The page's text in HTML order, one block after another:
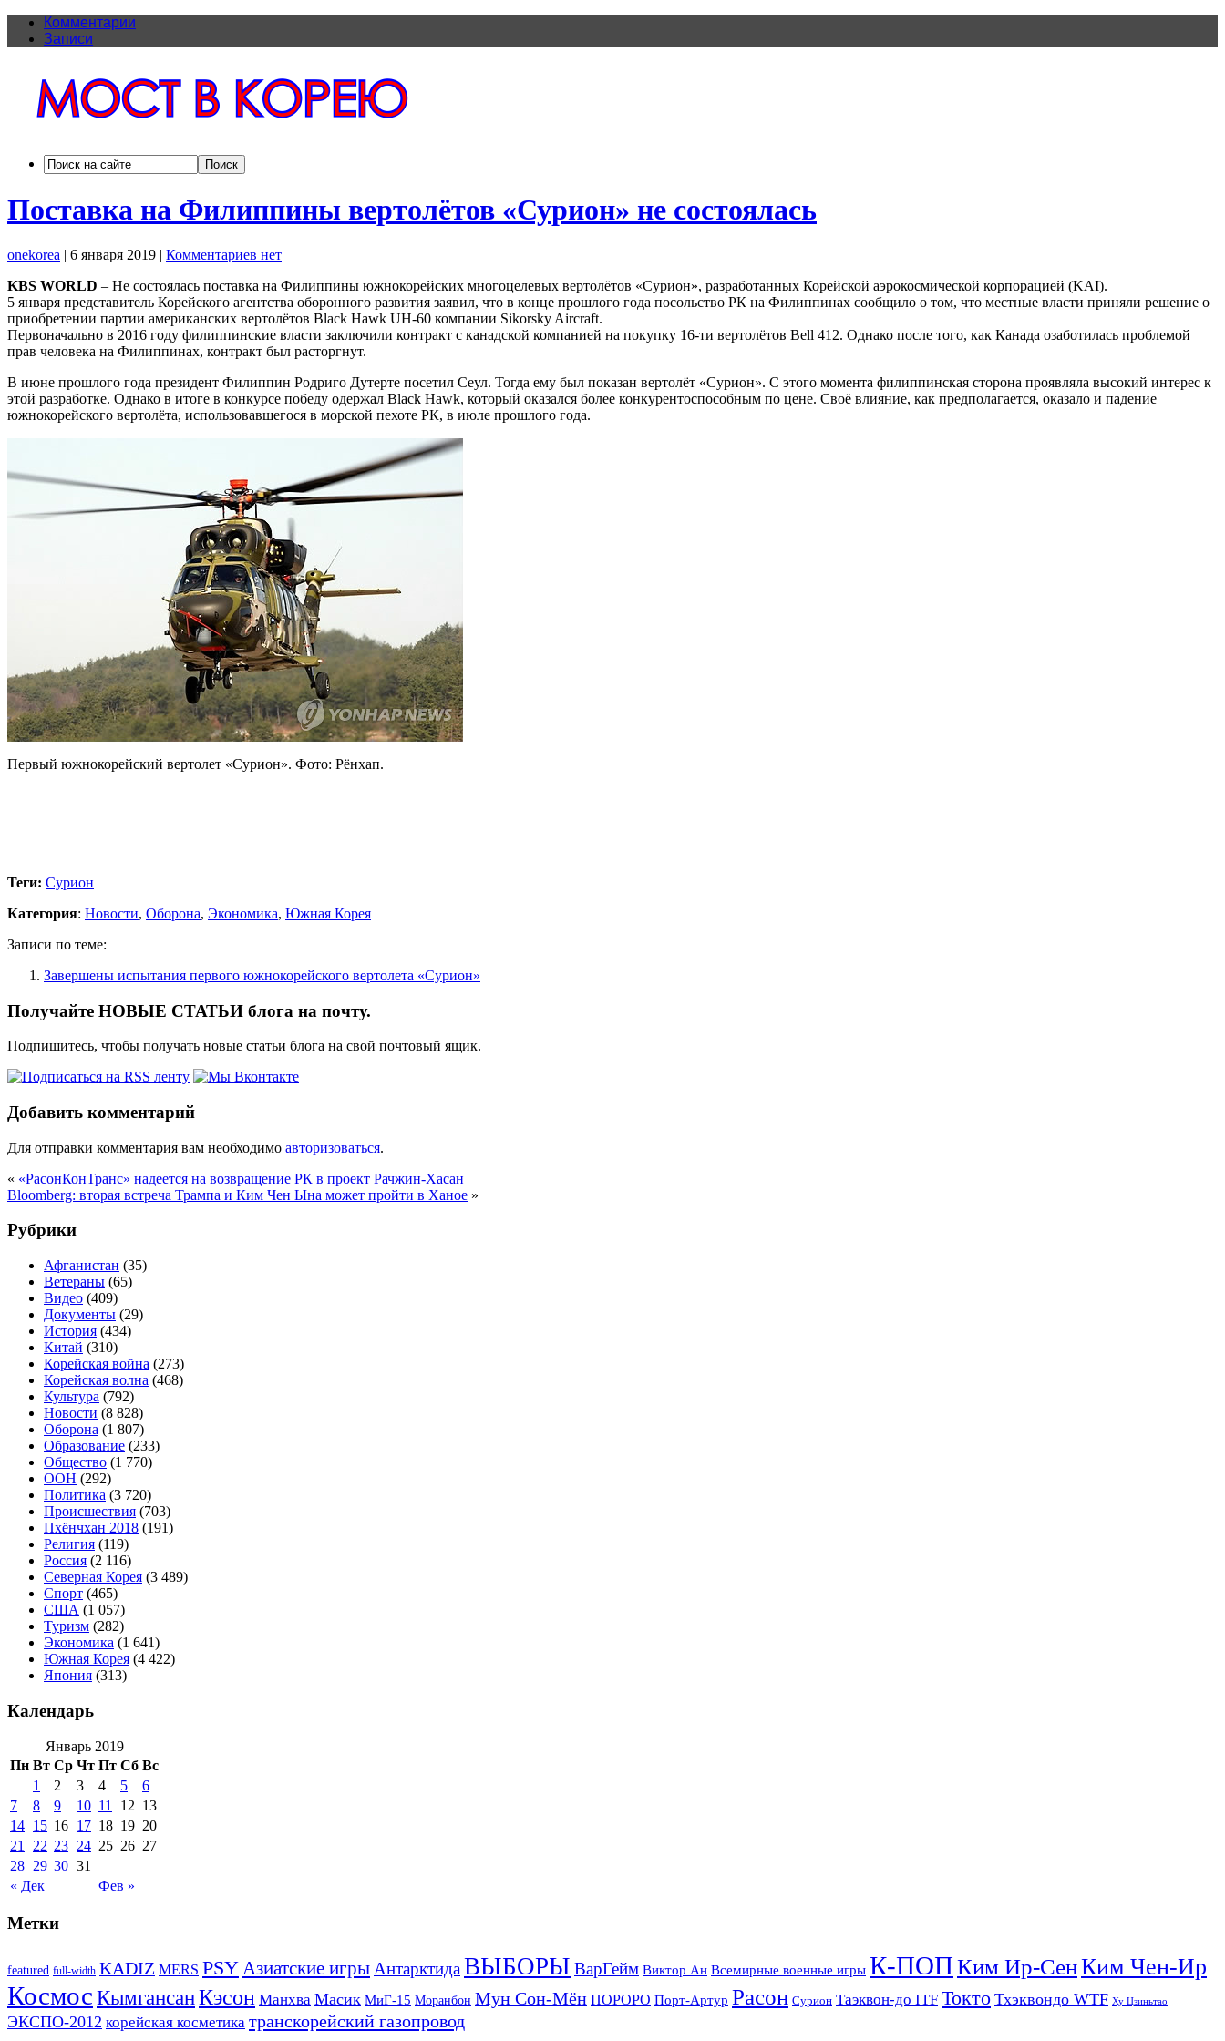
Комментарии
Записи
Поставка на Филиппины вертолётов «Сурион» не состоялась
onekorea | 6 января 2019 | Комментариев нет
KBS WORLD – Не состоялась поставка на Филиппины южнокорейских многоцелевых вертолётов «Сурион», разработанных Корейской аэрокосмической корпорацией (KAI).
5 января представитель Корейского агентства оборонного развития заявил, что в конце прошлого года посольство РК на Филиппинах сообщило о том, что местные власти приняли решение о
приобретении партии американских вертолётов Black Hawk UH-60 компании Sikorsky Aircraft.
Первоначально в 2016 году филиппинские власти заключили контракт с канадской компанией на покупку 16-ти вертолётов Bell 412. Однако после того, как Канада озаботилась проблемой
прав человека на Филиппинах, контракт был расторгнут.
В июне прошлого года президент Филиппин Родриго Дутерте посетил Сеул. Тогда ему был показан вертолёт «Сурион». С этого момента филиппинская сторона проявляла высокий интерес к
этой разработке. Однако в итоге в конкурсе победу одержал Black Hawk, который оказался более конкурентоспособным по цене. Своё влияние, как предполагается, оказало и падение
южнокорейского вертолёта, использовавшегося в морской пехоте РК, в июле прошлого года.
Первый южнокорейский вертолет «Сурион». Фото: Рёнхап.
Теги: Сурион
Категория: Новости, Оборона, Экономика, Южная Корея
Записи по теме:
Завершены испытания первого южнокорейского вертолета «Сурион»
Получайте НОВЫЕ СТАТЬИ блога на почту.
Подпишитесь, чтобы получать новые статьи блога на свой почтовый ящик.
Добавить комментарий
Для отправки комментария вам необходимо авторизоваться.
« «РасонКонТранс» надеется на возвращение РК в проект Рачжин-Хасан
Bloomberg: вторая встреча Трампа и Ким Чен Ына может пройти в Ханое »
Рубрики
Афганистан (35)
Ветераны (65)
Видео (409)
Документы (29)
История (434)
Китай (310)
Корейская война (273)
Корейская волна (468)
Культура (792)
Новости (8 828)
Оборона (1 807)
Образование (233)
Общество (1 770)
ООН (292)
Политика (3 720)
Происшествия (703)
Пхёнчхан 2018 (191)
Религия (119)
Россия (2 116)
Северная Корея (3 489)
Спорт (465)
США (1 057)
Туризм (282)
Экономика (1 641)
Южная Корея (4 422)
Япония (313)
Календарь
Январь 2019
Пн Вт Ср Чт Пт Сб Вс
« Дек Фев »
1 2 3 4 5
6
7
8 9 10 11 12 13
14 15 16 17 18 19 20
21
22 23 24 25 26 27
28 29 30 31
Метки
featured full-width KADIZ MERS PSYАзиатские игры АнтарктидаВЫБОРЫ ВарГейм Виктор Ан Всемирные военные игры К-ПОПКим Ир-СенКим Чен-Ир
Космос КымгансанКэсон Манхва Масик МиГ-15 Моранбон Мун Сон-Мён ПОРОРО Порт-Артур Расон Сурион Таэквон-до ITF Токто Тхэквондо WTF Ху Цзиньтао
ЭКСПО-2012 корейская косметика транскорейский газопровод